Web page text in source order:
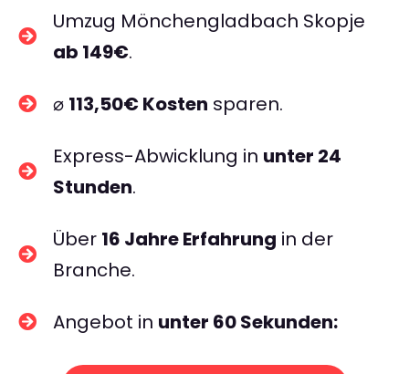
Umzug Mönchengladbach Skopje
ab 149€.
⌀ 113,50€ Kosten sparen.
Express-Abwicklung in unter 24
Stunden.
Über 16 Jahre Erfahrung in der
Branche.
Angebot in unter 60 Sekunden: